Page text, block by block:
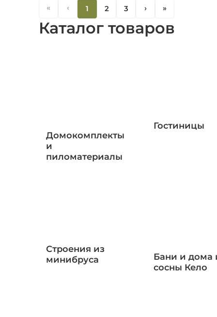
« ‹ 1 2 3 ‹ «
Каталог товаров
Домокомплекты
и
пиломатериалы
Гостиницы
Строения из
минибруса
Бани и дома
сосны Кело